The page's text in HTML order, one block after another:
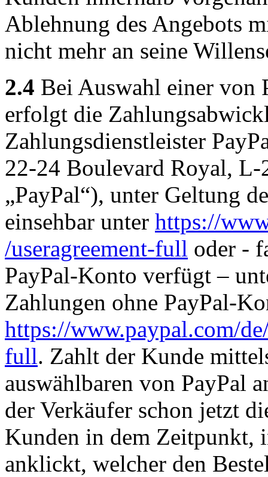
Ablehnung des Angebots
nicht mehr an seine
2.4 Bei Auswahl einer von
erfolgt die
Zahlungsdienstleister
22-24 Boulevard Royal,
„PayPal“), unter Geltung
einsehbar unter https://
/useragreement-full oder -
PayPal-Konto verfügt –
Zahlungen ohne PayPal-
https://www.paypal.com/de
full. Zahlt der Kunde
auswählbaren von PayPal
der Verkäufer schon jetzt
Kunden in dem Zeitpunkt,
anklickt, welcher den